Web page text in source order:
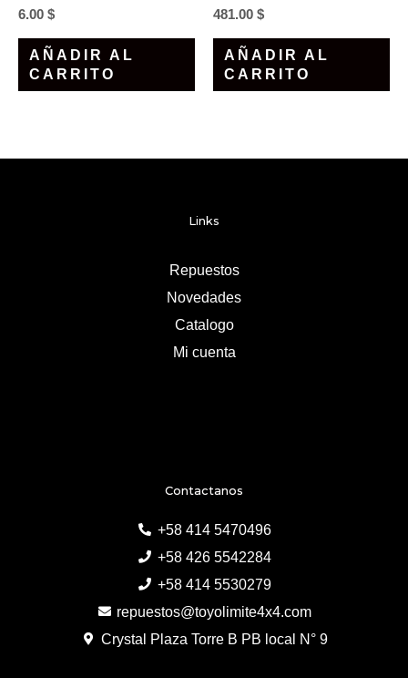
6.00 $
AÑADIR AL
CARRITO
481.00 $
AÑADIR AL
CARRITO
Contactanos
+58 414 5470496
+58 426 5542284
+58 414 5530279
repuestos@toyolimite4x4.com
Crystal Plaza Torre B PB local N° 9
Links
Repuestos
Novedades
Catalogo
Mi cuenta